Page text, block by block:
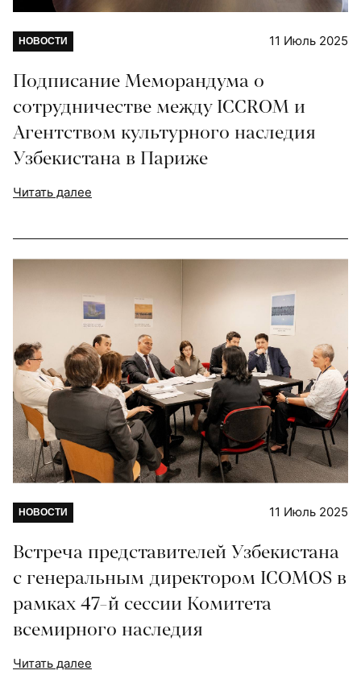
НОВОСТИ 11 Июль 2025
Подписание Меморандума о
сотрудничестве между ICCROM и
Агентством культурного наследия
Узбекистана в Париже
Читать далее
НОВОСТИ 11 Июль 2025
Встреча представителей Узбекистана
с генеральным директором ICOMOS в
рамках 47-й сессии Комитета
всемирного наследия
Читать далее